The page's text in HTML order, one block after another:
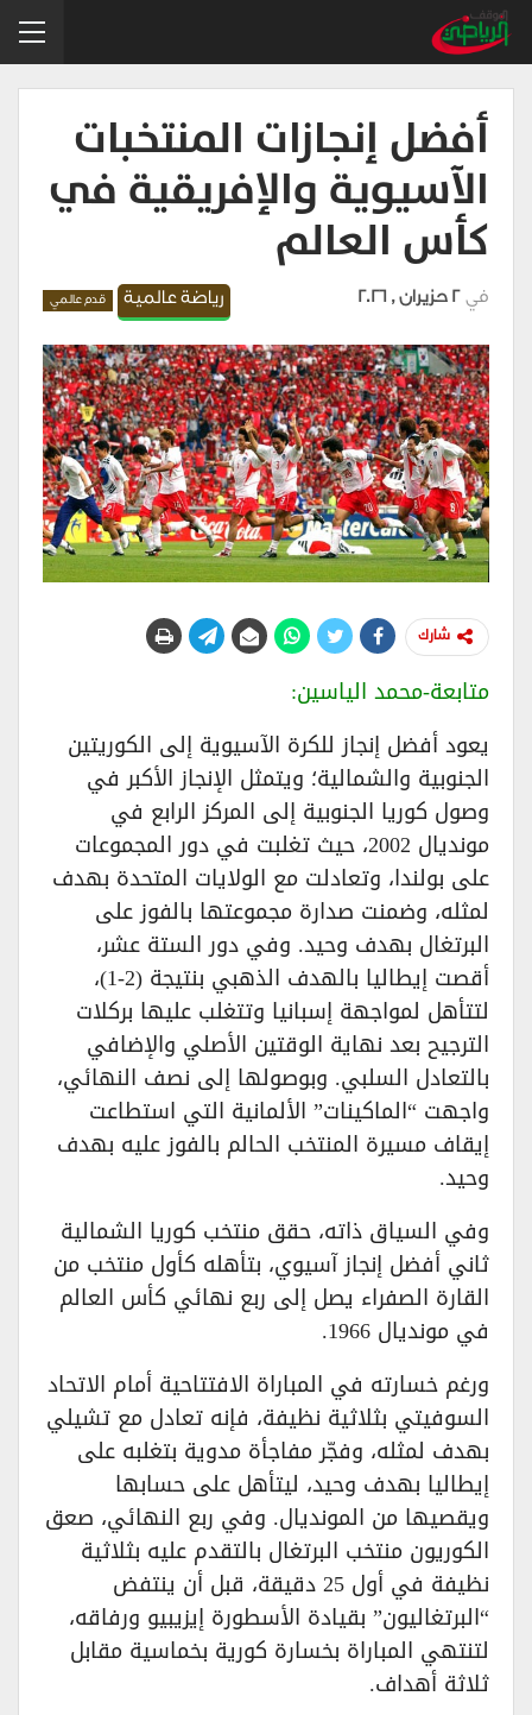
أفضل إنجازات المنتخبات
الآسيوية والإفريقية في
كأس العالم
رياضة عالمية قدم عالمي في 2 حزيران , 2026
شارك
متابعة-محمد الياسين:
يعود أفضل إنجاز للكرة الآسيوية إلى الكوريتين
الجنوبية والشمالية؛ ويتمثل الإنجاز الأكبر في
وصول كوريا الجنوبية إلى المركز الرابع في
مونديال 2002، حيث تغلبت في دور المجموعات
على بولندا، وتعادلت مع الولايات المتحدة بهدف
لمثله، وضمنت صدارة مجموعتها بالفوز على
البرتغال بهدف وحيد. وفي دور الستة عشر،
أقصت إيطاليا بالهدف الذهبي بنتيجة (2-1)،
لتتأهل لمواجهة إسبانيا وتتغلب عليها بركلات
الترجيح بعد نهاية الوقتين الأصلي والإضافي
بالتعادل السلبي. وبوصولها إلى نصف النهائي،
واجهت “الماكينات” الألمانية التي استطاعت
إيقاف مسيرة المنتخب الحالم بالفوز عليه بهدف
وحيد.
وفي السياق ذاته، حقق منتخب كوريا الشمالية
ثاني أفضل إنجاز آسيوي، بتأهله كأول منتخب من
القارة الصفراء يصل إلى ربع نهائي كأس العالم
في مونديال 1966.
ورغم خسارته في المباراة الافتتاحية أمام الاتحاد
السوفيتي بثلاثية نظيفة، فإنه تعادل مع تشيلي
بهدف لمثله، وفجّر مفاجأة مدوية بتغلبه على
إيطاليا بهدف وحيد، ليتأهل على حسابها
ويقصيها من المونديال. وفي ربع النهائي، صعق
الكوريون منتخب البرتغال بالتقدم عليه بثلاثية
نظيفة في أول 25 دقيقة، قبل أن ينتفض
“البرتغاليون” بقيادة الأسطورة إيزيبيو ورفاقه،
لتنتهي المباراة بخسارة كورية بخماسية مقابل
ثلاثة أهداف.